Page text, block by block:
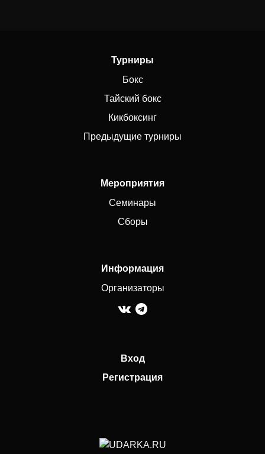
Турниры
Бокс
Тайский бокс
Кикбоксинг
Предыдущие турниры
Мероприятия
Семинары
Сборы
Информация
Организаторы
Вход
Регистрация